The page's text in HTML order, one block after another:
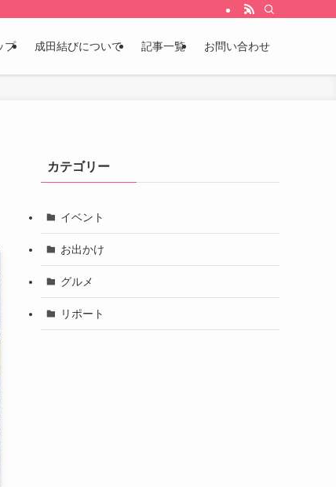
プ 成田結びについて 記事一覧 お問い合わせ
カテゴリー
イベント
お出かけ
グルメ
リポート